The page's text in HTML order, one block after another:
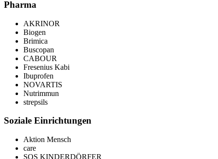
Pharma
AKRINOR
Biogen
Brimica
Buscopan
CABOUR
Fresenius Kabi
Ibuprofen
NOVARTIS
Nutrimmun
strepsils
Soziale Einrichtungen
Aktion Mensch
care
SOS KINDERDÖRFER